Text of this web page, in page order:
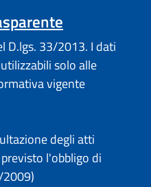
D.lgs. 33/2013. I dati
solo alle
vigente
degli atti
l'obbligo di
2009)